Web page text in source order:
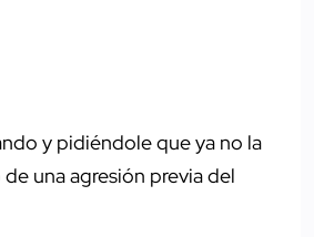
y pidiéndole que ya no la
una agresión previa del